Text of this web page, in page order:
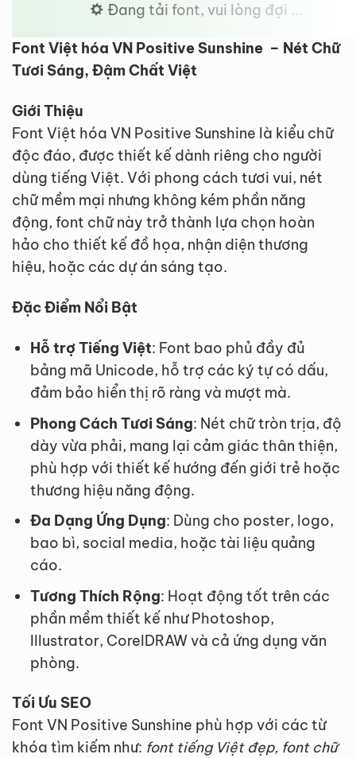
Đang tải font, vui lòng đợi ...
Font Việt hóa VN Positive Sunshine – Nét Chữ
Tươi Sáng, Đậm Chất Việt
Giới Thiệu
Font Việt hóa VN Positive Sunshine là kiểu chữ
độc đáo, được thiết kế dành riêng cho người
dùng tiếng Việt. Với phong cách tươi vui, nét
chữ mềm mại nhưng không kém phần năng
động, font chữ này trở thành lựa chọn hoàn
hảo cho thiết kế đồ họa, nhận diện thương
hiệu, hoặc các dự án sáng tạo.
Đặc Điểm Nổi Bật
Hỗ trợ Tiếng Việt: Font bao phủ đầy đủ
bảng mã Unicode, hỗ trợ các ký tự có dấu,
đảm bảo hiển thị rõ ràng và mượt mà.
Phong Cách Tươi Sáng: Nét chữ tròn trịa, độ
dày vừa phải, mang lại cảm giác thân thiện,
phù hợp với thiết kế hướng đến giới trẻ hoặc
thương hiệu năng động.
Đa Dạng Ứng Dụng: Dùng cho poster, logo,
bao bì, social media, hoặc tài liệu quảng
cáo.
Tương Thích Rộng: Hoạt động tốt trên các
phần mềm thiết kế như Photoshop,
Illustrator, CorelDRAW và cả ứng dụng văn
phòng.
Tối Ưu SEO
Font VN Positive Sunshine phù hợp với các từ
khóa tìm kiếm như: font tiếng Việt đẹp, font chữ